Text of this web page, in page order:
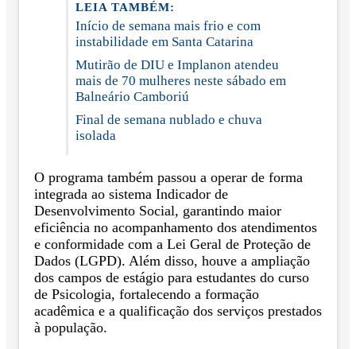
LEIA TAMBÉM:
Início de semana mais frio e com
instabilidade em Santa Catarina
Mutirão de DIU e Implanon atendeu
mais de 70 mulheres neste sábado em
Balneário Camboriú
Final de semana nublado e chuva
isolada
O programa também passou a operar de forma
integrada ao sistema Indicador de
Desenvolvimento Social, garantindo maior
eficiência no acompanhamento dos atendimentos
e conformidade com a Lei Geral de Proteção de
Dados (LGPD). Além disso, houve a ampliação
dos campos de estágio para estudantes do curso
de Psicologia, fortalecendo a formação
acadêmica e a qualificação dos serviços prestados
à população.